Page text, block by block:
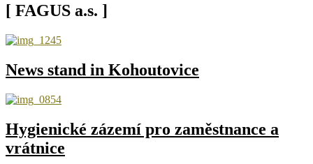
[ FAGUS a.s. ]
News stand in Kohoutovice
Hygienické zázemí pro zaměstnance a
vrátnice